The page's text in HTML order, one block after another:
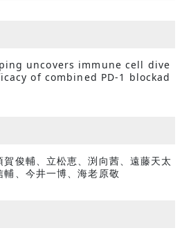
uncovers immune cell dive
of combined PD-1 blockad
俊輔、立松恵、渕向茜、遠藤天太
、今井一博、海老原敬